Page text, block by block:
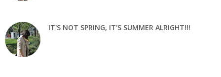
IT'S NOT SPRING, IT'S SUMMER ALRIGHT!!!